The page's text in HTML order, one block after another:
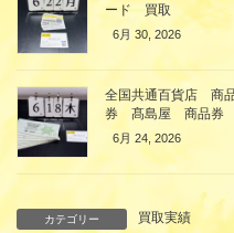
ード 買取
6月 30, 2026
全国共通百貨店
券 髙島屋 商品券
6月 24, 2026
カテゴリー 買取実績